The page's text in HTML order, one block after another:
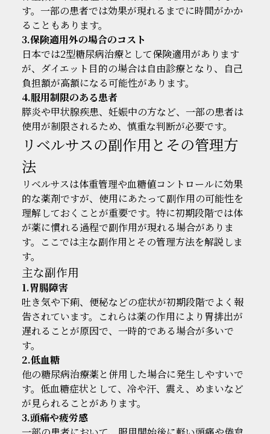
す。一部の患者では効果が現れるまでに時間がかか
ることもあります。
3.保険適用外の場合のコスト
日本では2型糖尿病治療として保険適用があります
が、ダイエット目的の場合は自由診療となり、自己
負担額が高額になる可能性があります。
4.服用制限のある患者
膵炎や甲状腺疾患、妊娠中の方など、一部の患者は
使用が制限されるため、慎重な判断が必要です。
リベルサスの副作用とその管理方
法
リベルサスは体重管理や血糖値コントロールに効果
的な薬剤ですが、使用にあたって副作用の可能性を
理解しておくことが重要です。特に初期段階では体
が薬に慣れる過程で副作用が現れる場合がありま
す。ここでは主な副作用とその管理方法を解説しま
す。
主な副作用
1.胃腸障害
吐き気や下痢、便秘などの症状が初期段階でよく報
告されています。これらは薬の作用により胃排出が
遅れることが原因で、一時的である場合が多いで
す。
2.低血糖
他の糖尿病治療薬と併用した場合に発生しやすいで
す。低血糖症状として、冷や汗、震え、めまいなど
が見られることがあります。
3.頭痛や疲労感